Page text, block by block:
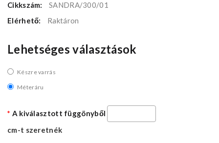
Cikkszám:
SANDRA/300/01
Elérhető:
Raktáron
Lehetséges választások
Készre varrás
Méteráru
A kiválasztott függönyből
cm-t szeretnék